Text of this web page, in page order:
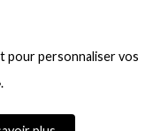
pour personnaliser vos
: la